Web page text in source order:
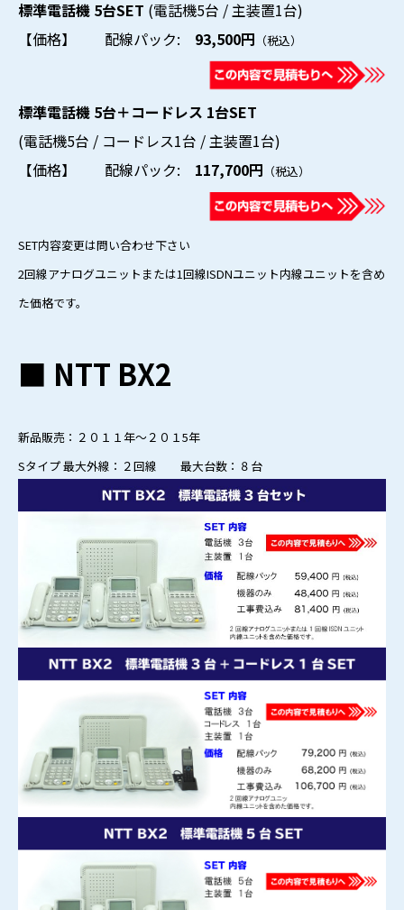
標準電話機 5台SET (電話機5台 / 主装置1台)
【価格】 配線パック: 93,500円 （税込）
標準電話機 5台＋コードレス 1台SET
(電話機5台 / コードレス1台 / 主装置1台)
【価格】 配線パック: 117,700円 （税込）
SET内容変更は問い合わせ下さい
2回線アナログユニットまたは1回線ISDNユニット内線ユニットを含め
た価格です。
■ NTT BX2
新品販売：２０１１年～２０１5年
Sタイプ 最大外線：２回線 最大台数：８台